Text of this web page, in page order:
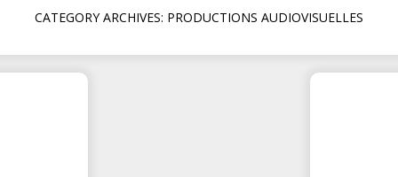
LIENS
NOTES
CATEGORY ARCHIVES: PRODUCTIONS AUDIOVISUELLES